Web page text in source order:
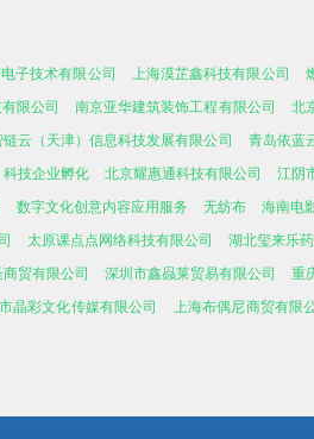
子技术有限公司 上海漠芷鑫科技有限公司
限公司 南京亚华建筑装饰工程有限公司
北
链云（天津）信息科技发展有限公司
青岛依蓝
科技企业孵化 北京耀惠通科技有限公司
江阴
数字文化创意内容应用服务 无纺布 海南电
太原课点点网络科技有限公司
湖北玺来乐
贸有限公司 深圳市鑫赑莱贸易有限公司
重
晶彩文化传媒有限公司 上海布偶尼商贸有限